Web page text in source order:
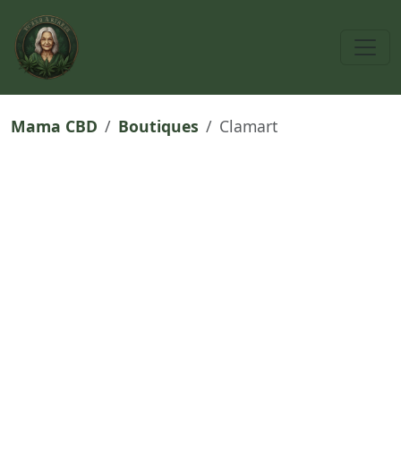
Mama CBD Boutiques Clamart